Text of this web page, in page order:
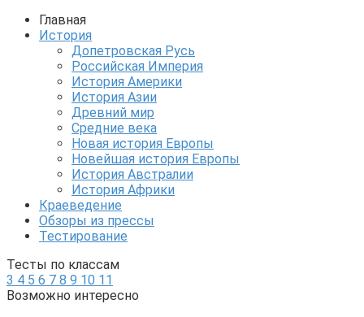
Главная
История
Допетровская Русь
Российская Империя
История Америки
История Азии
Древний мир
Средние века
Новая история Европы
Новейшая история Европы
История Австралии
История Африки
Краеведение
Обзоры из прессы
Тестирование
Тесты по классам
3 4 5 6 7 8 9 10 11
Возможно интересно